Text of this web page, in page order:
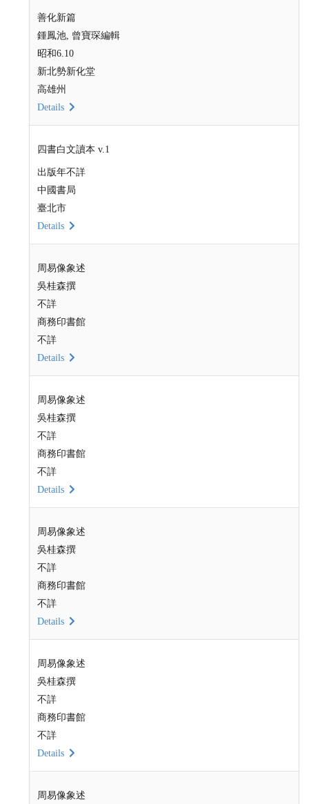
善化新篇
鍾鳳池, 曾寶琛編輯
昭和6.10
新北勢新化堂
高雄州
Details
四書白文讀本 v.1
出版年不詳
中國書局
臺北市
Details
周易像象述
吳桂森撰
不詳
商務印書館
不詳
Details
周易像象述
吳桂森撰
不詳
商務印書館
不詳
Details
周易像象述
吳桂森撰
不詳
商務印書館
不詳
Details
周易像象述
吳桂森撰
不詳
商務印書館
不詳
Details
周易像象述